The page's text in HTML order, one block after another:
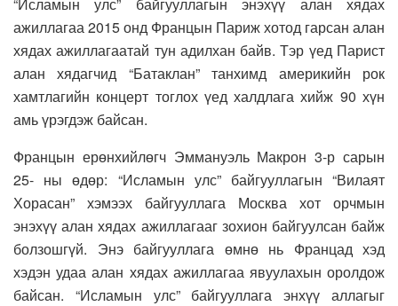
ажиллагаа 2015 онд Францын Париж хотод гарсан алан
хядах ажиллагаатай тун адилхан байв. Тэр үед Парист
алан хядагчид “Батаклан” танхимд америкийн рок
хамтлагийн концерт тоглох үед халдлага хийж 90 хүн
амь үрэгдэж байсан.
Францын ерөнхийлөгч Эммануэль Макрон 3-р сарын
25- ны өдөр: “Исламын улс” байгууллагын “Вилаят
Хорасан” хэмээх байгууллага Москва хот орчмын
энэхүү алан хядах ажиллагааг зохион байгуулсан байж
болзошгүй. Энэ байгууллага өмнө нь Францад хэд
хэдэн удаа алан хядах ажиллагаа явуулахын оролдож
байсан. “Исламын улс” байгууллага энхүү аллагыг